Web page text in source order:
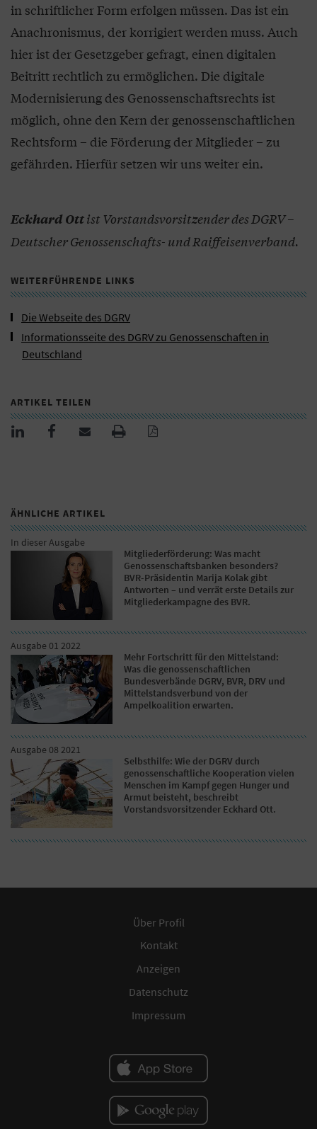
in schriftlicher Form erfolgen müssen. Das ist ein
Anachronismus, der korrigiert werden muss. Auch
hier ist der Gesetzgeber gefragt, einen digitalen
Beitritt rechtlich zu ermöglichen. Die digitale
Modernisierung des Genossenschaftsrechts ist
möglich, ohne den Kern der genossenschaftlichen
Rechtsform – die Förderung der Mitglieder – zu
gefährden. Hierfür setzen wir uns weiter ein.
Eckhard Ottist Vorstandsvorsitzender des DGRV –
Deutscher Genossenschafts- und Raiffeisenverband.
WEITERFÜHRENDE LINKS
Die Webseite des DGRV
Informationsseite des DGRV zu Genossenschaften in
Deutschland
ARTIKEL TEILEN
ÄHNLICHE ARTIKEL
In dieser Ausgabe
Mitgliederförderung: Was macht
Genossenschaftsbanken besonders?
BVR-Präsidentin Marija Kolak gibt
Antworten – und verrät erste Details zur
Mitgliederkampagne des BVR.
Ausgabe 01 2022
Mehr Fortschritt für den Mittelstand:
Was die genossenschaftlichen
Bundesverbände DGRV, BVR, DRV und
Mittelstandsverbund von der
Ampelkoalition erwarten.
Ausgabe 08 2021
Selbsthilfe: Wie der DGRV durch
genossenschaftliche Kooperation vielen
Menschen im Kampf gegen Hunger und
Armut beisteht, beschreibt
Vorstandsvorsitzender Eckhard Ott.
Über Profil
Kontakt
Anzeigen
Datenschutz
Impressum